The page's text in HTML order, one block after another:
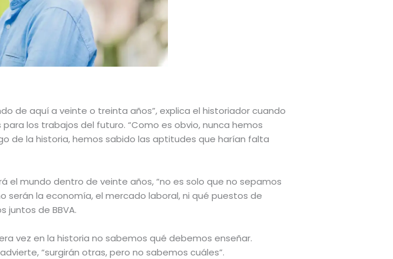
de aquí a veinte o treinta años”, explica el historiador cuando
los trabajos del futuro. “Como es obvio, nunca hemos
de la historia, hemos sabido las aptitudes que harían falta
el mundo dentro de veinte años, “no es solo que no sepamos
serán la economía, el mercado laboral, ni qué puestos de
juntos de BBVA.
vez en la historia no sabemos qué debemos enseñar.
“surgirán otras, pero no sabemos cuáles”.